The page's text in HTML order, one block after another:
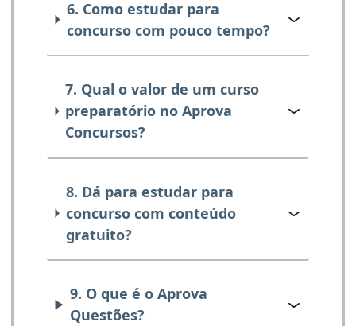
6. Como estudar para
concurso com pouco tempo?
7. Qual o valor de um curso
preparatório no Aprova
Concursos?
8. Dá para estudar para
concurso com conteúdo
gratuito?
9. O que é o Aprova
Questões?